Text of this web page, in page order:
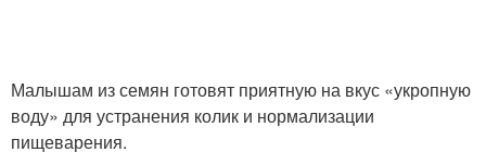
Малышам из семян готовят приятную на вкус «укропную
воду» для устранения колик и нормализации
пищеварения.